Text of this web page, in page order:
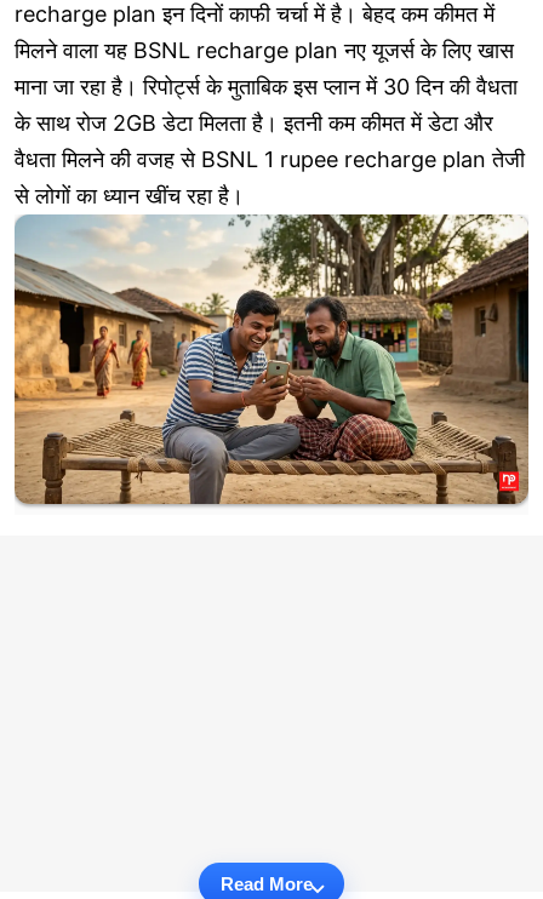
recharge plan इन दिनों काफी चर्चा में है। बेहद कम कीमत में
मिलने वाला यह BSNL recharge plan नए यूजर्स के लिए खास
माना जा रहा है। रिपोर्ट्स के मुताबिक इस प्लान में 30 दिन की वैधता
के साथ रोज 2GB डेटा मिलता है। इतनी कम कीमत में डेटा और
वैधता मिलने की वजह से BSNL 1 rupee recharge plan तेजी
से लोगों का ध्यान खींच रहा है।
Read More